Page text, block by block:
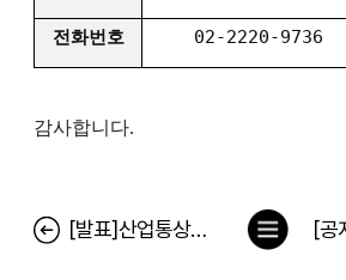
전화번호 02-2220-9736
감사합니다.
[발표]산업통상부자원부 선정 - 미원 세계일류상품선정기념 축하 이벤트 당첨자
목